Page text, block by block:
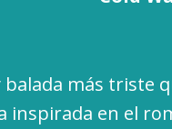
balada más triste
inspirada en el